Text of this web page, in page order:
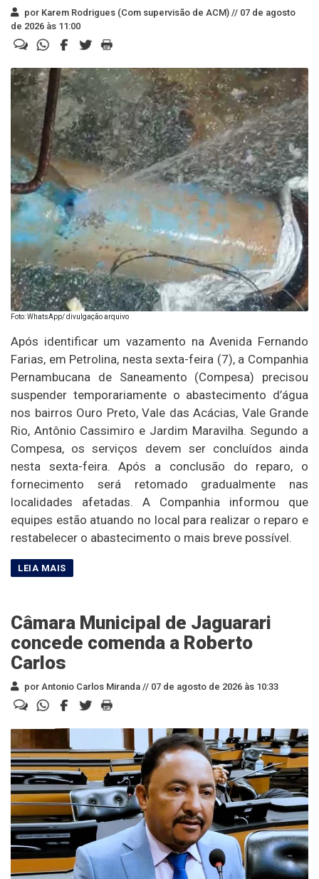
por Karem Rodrigues (Com supervisão de ACM) // 07 de agosto
de 2026 às 11:00
Foto: WhatsApp/ divulgação arquivo
Após identificar um vazamento na Avenida Fernando
Farias, em Petrolina, nesta sexta-feira (7), a Companhia
Pernambucana de Saneamento (Compesa) precisou
suspender temporariamente o abastecimento d’água
nos bairros Ouro Preto, Vale das Acácias, Vale Grande
Rio, Antônio Cassimiro e Jardim Maravilha. Segundo a
Compesa, os serviços devem ser concluídos ainda
nesta sexta-feira. Após a conclusão do reparo, o
fornecimento será retomado gradualmente nas
localidades afetadas. A Companhia informou que
equipes estão atuando no local para realizar o reparo e
restabelecer o abastecimento o mais breve possível.
Câmara Municipal de Jaguarari
concede comenda a Roberto
Carlos
por Antonio Carlos Miranda // 07 de agosto de 2026 às 10:33